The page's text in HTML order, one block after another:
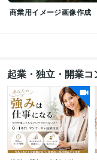
東京海洋大学 1990年3
英語 日常会話レベル
商業用イメージ画像作成
起業・独立・開業